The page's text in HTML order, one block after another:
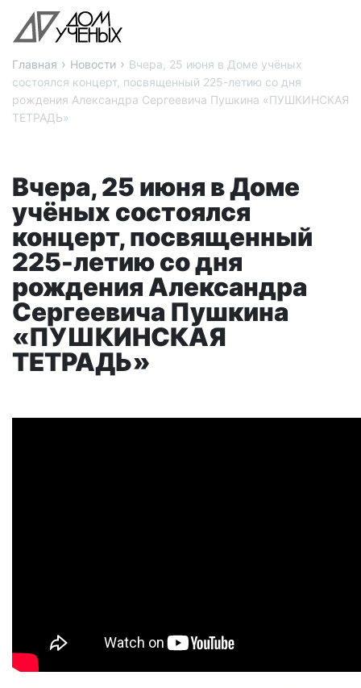
Главная › Новости › Вчера, 25 июня в Доме учёных
состоялся концерт, посвященный 225-летию со дня
рождения Александра Сергеевича Пушкина «ПУШКИНСКАЯ
ТЕТРАДЬ»
Вчера, 25 июня в Доме
учёных состоялся
концерт, посвященный
225-летию со дня
рождения Александра
Сергеевича Пушкина
«ПУШКИНСКАЯ
ТЕТРАДЬ»